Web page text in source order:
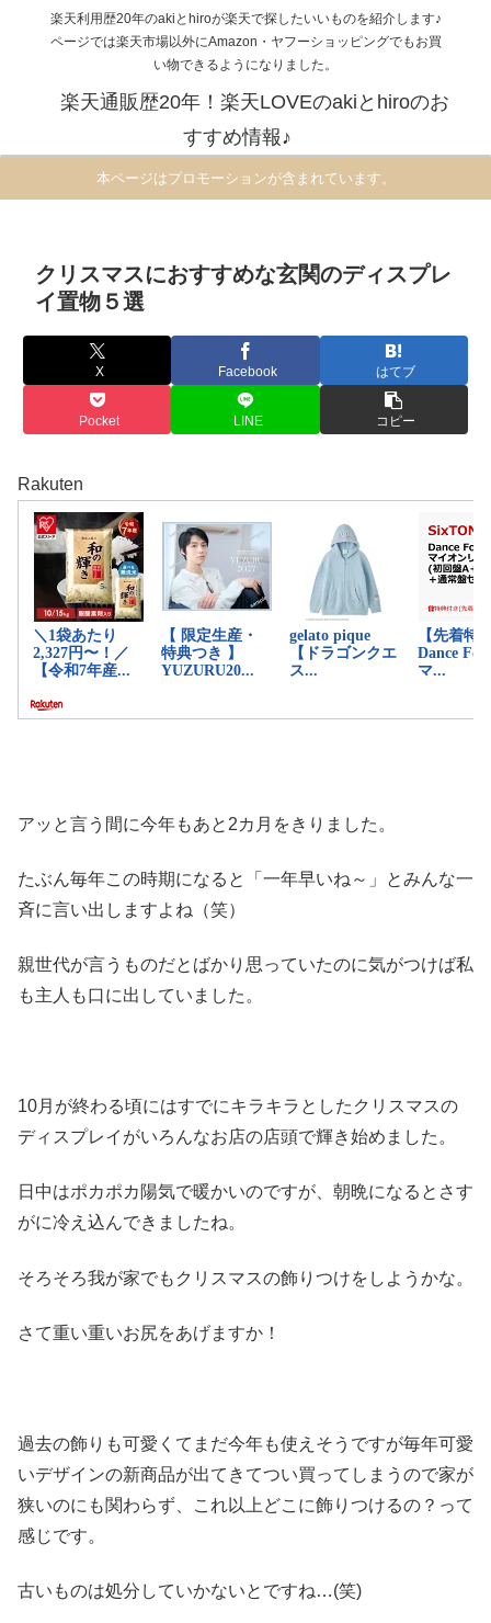
楽天利用歴20年のakiとhiroが楽天で探したいいものを紹介します♪
ページでは楽天市場以外にAmazon・ヤフーショッピングでもお買
い物できるようになりました。
楽天通販歴20年！楽天LOVEのakiとhiroのお
すすめ情報♪
本ページはプロモーションが含まれています。
クリスマスにおすすめな玄関のディスプレ
イ置物５選
X Facebook はてブ
Pocket LINE コピー
Rakuten
アッと言う間に今年もあと2カ月をきりました。
たぶん毎年この時期になると「一年早いね～」とみんな一
斉に言い出しますよね（笑）
親世代が言うものだとばかり思っていたのに気がつけば私
も主人も口に出していました。
10月が終わる頃にはすでにキラキラとしたクリスマスの
ディスプレイがいろんなお店の店頭で輝き始めました。
日中はポカポカ陽気で暖かいのですが、朝晩になるとさす
がに冷え込んできましたね。
そろそろ我が家でもクリスマスの飾りつけをしようかな。
さて重い重いお尻をあげますか！
過去の飾りも可愛くてまだ今年も使えそうですが毎年可愛
いデザインの新商品が出てきてつい買ってしまうので家が
狭いのにも関わらず、これ以上どこに飾りつけるの？って
感じです。
古いものは処分していかないとですね…(笑)